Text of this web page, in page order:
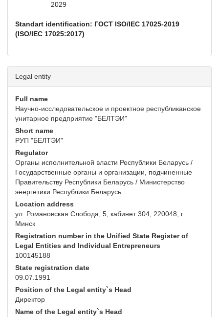
2029
Standart identification: ГОСТ ISO/IEC 17025-2019
(ISO/IEC 17025:2017)
Legal entity
Full name
Научно-исследовательское и проектное республиканское
унитарное предприятие "БЕЛТЭИ"
Short name
РУП "БЕЛТЭИ"
Regulator
Органы исполнительной власти Республики Беларусь /
Государственные органы и организации, подчиненные
Правительству Республики Беларусь / Министерство
энергетики Республики Беларусь
Location address
ул. Романовская Слобода, 5, кабинет 304, 220048, г.
Минск
Registration number in the Unified State Register of
Legal Entities and Individual Entrepreneurs
100145188
State registration date
09.07.1991
Position of the Legal entity`s Head
Директор
Name of the Legal entity`s Head